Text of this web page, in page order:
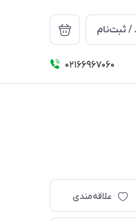
/ ثبت‌نام
۰۲۱66967060
علاقه‌مندی